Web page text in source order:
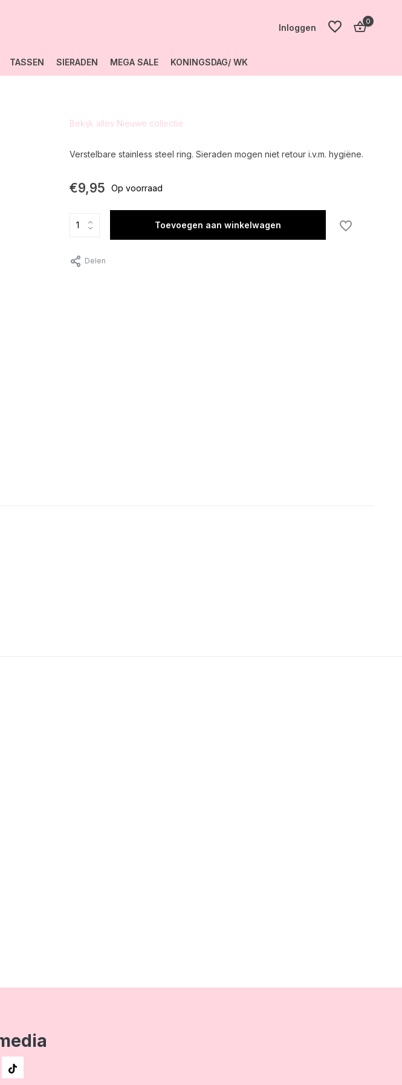
Inloggen
0
TASSEN SIERADEN MEGA SALE KONINGSDAG/ WK
Bekijk alles Nieuwe collectie
Verstelbare stainless steel ring. Sieraden mogen niet retour i.v.m. hygiëne.
€9,95 Op voorraad
Toevoegen aan winkelwagen
Delen